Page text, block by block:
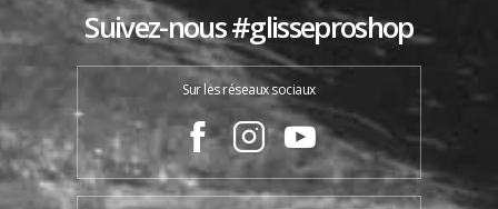
Suivez-nous #glisseproshop
Sur les réseaux sociaux